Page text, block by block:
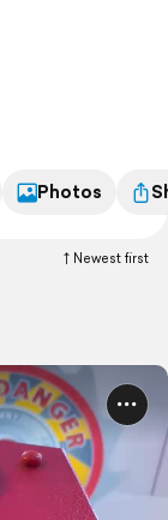
Photos
Newest first